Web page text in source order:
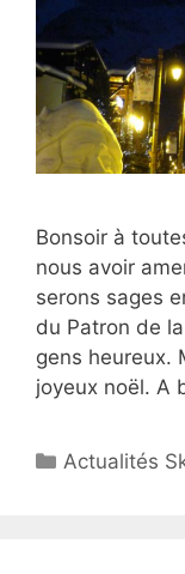
Bonsoir à
nous avoir
serons sages
du Patron de
gens heureux.
joyeux noël. A
Catégories
Actualités